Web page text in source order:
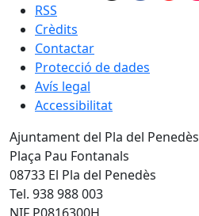
RSS
Crèdits
Contactar
Protecció de dades
Avís legal
Accessibilitat
Ajuntament del Pla del Penedès
Plaça Pau Fontanals
08733 El Pla del Penedès
Tel. 938 988 003